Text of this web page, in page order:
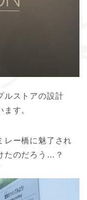
ルストアの設計
す。
レー橋に魅了され
たのだろう…？